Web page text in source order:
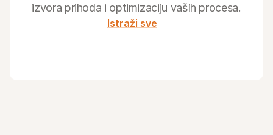
izvora prihoda i optimizaciju vaših procesa.
Istraži sve